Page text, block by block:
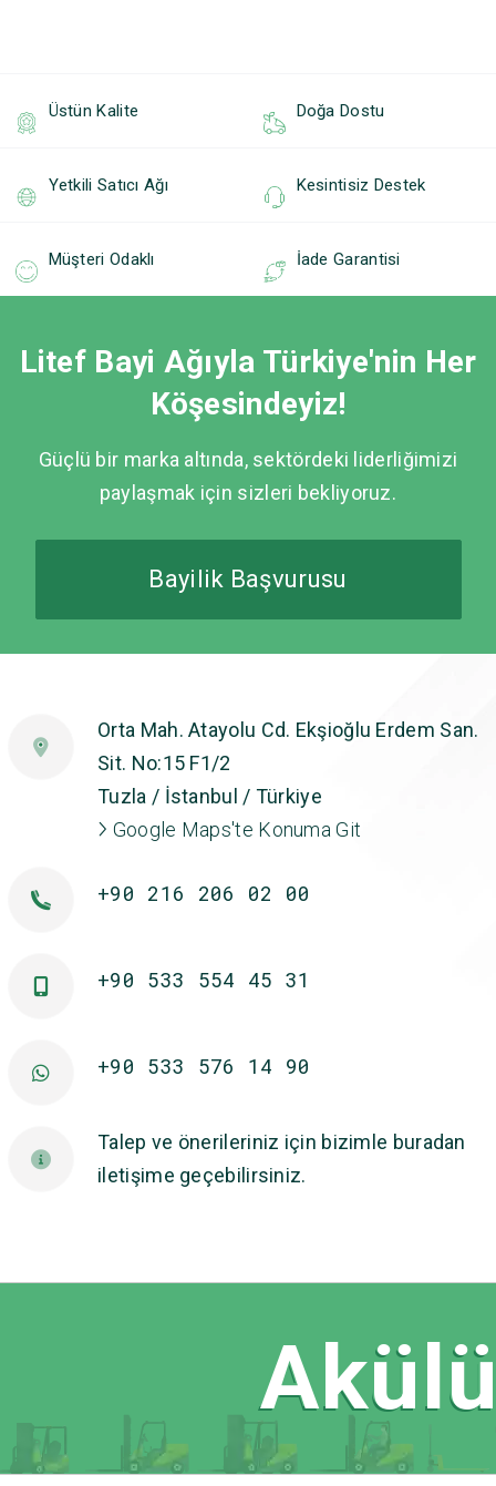
Üstün Kalite Doğa Dostu
Yetkili Satıcı Ağı Kesintisiz Destek
Müşteri Odaklı İade Garantisi
Litef Bayi Ağıyla Türkiye'nin Her
Köşesindeyiz!
Güçlü bir marka altında, sektördeki liderliğimizi
paylaşmak için sizleri bekliyoruz.
Bayilik Başvurusu
Orta Mah. Atayolu Cd. Ekşioğlu Erdem San.
Sit. No:15 F1/2
Tuzla / İstanbul / Türkiye
Google Maps'te Konuma Git
+90 216 206 02 00
+90 533 554 45 31
+90 533 576 14 90
Talep ve önerileriniz için bizimle buradan
iletişime geçebilirsiniz.